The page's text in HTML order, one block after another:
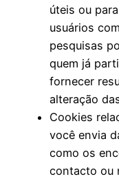
úteis ou
usuários
pesquisas
quem já
fornecer
alteração
Cookies
você envia
como os
contacto ou